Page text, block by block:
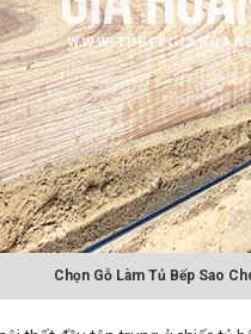
Chọn Gỗ Làm Tủ Bếp Sao